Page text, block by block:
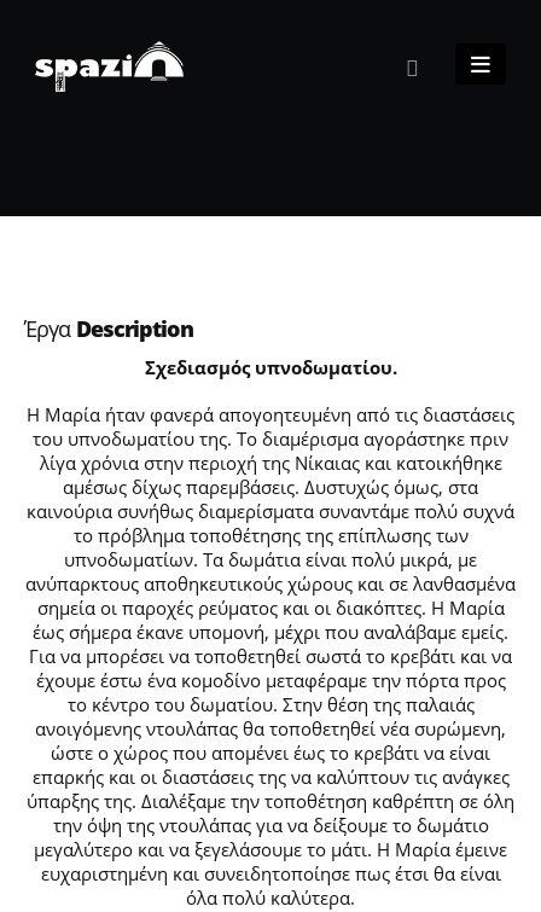
Έργα Description
Σχεδιασμός υπνοδωματίου.
Η Μαρία ήταν φανερά απογοητευμένη από τις διαστάσεις
του υπνοδωματίου της. Το διαμέρισμα αγοράστηκε πριν
λίγα χρόνια στην περιοχή της Νίκαιας και κατοικήθηκε
αμέσως δίχως παρεμβάσεις. Δυστυχώς όμως, στα
καινούρια συνήθως διαμερίσματα συναντάμε πολύ συχνά
το πρόβλημα τοποθέτησης της επίπλωσης των
υπνοδωματίων. Τα δωμάτια είναι πολύ μικρά, με
ανύπαρκτους αποθηκευτικούς χώρους και σε λανθασμένα
σημεία οι παροχές ρεύματος και οι διακόπτες. Η Μαρία
έως σήμερα έκανε υπομονή, μέχρι που αναλάβαμε εμείς.
Για να μπορέσει να τοποθετηθεί σωστά το κρεβάτι και να
έχουμε έστω ένα κομοδίνο μεταφέραμε την πόρτα προς
το κέντρο του δωματίου. Στην θέση της παλαιάς
ανοιγόμενης ντουλάπας θα τοποθετηθεί νέα συρώμενη,
ώστε ο χώρος που απομένει έως το κρεβάτι να είναι
επαρκής και οι διαστάσεις της να καλύπτουν τις ανάγκες
ύπαρξης της. Διαλέξαμε την τοποθέτηση καθρέπτη σε όλη
την όψη της ντουλάπας για να δείξουμε το δωμάτιο
μεγαλύτερο και να ξεγελάσουμε το μάτι. Η Μαρία έμεινε
ευχαριστημένη και συνειδητοποίησε πως έτσι θα είναι
όλα πολύ καλύτερα.